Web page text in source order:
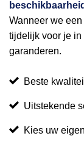
Wanneer we
tijdelijk voor je in
garanderen.
Beste
Uitstekende
Kies uw